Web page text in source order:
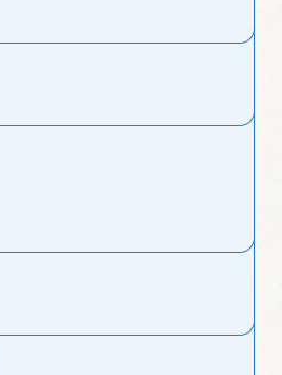
nieuwsbrief en krijg
dag in je mailbox